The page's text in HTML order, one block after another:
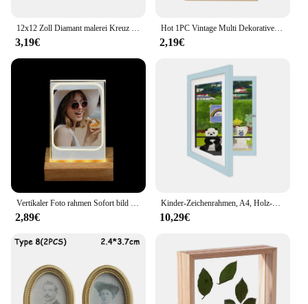
3,19€
Hot 1PC Vintage Multi Dekorative Holz Foto Rahmen Online Home Decor Kunst Hochzeit Mini Bilder Rahmen DIY Familie Hause decor
2,19€
2,89€
Kinder-Zeichenrahmen, A4, Holz-Posterrahmen für Wände, Kinder-Kunstrahmen, austauschbare Kinderbilder, Präsentationsrahmen, Heimdekoration
10,29€